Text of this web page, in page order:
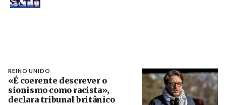
REINO UNIDO
«É coerente descrever o
sionismo como racista»,
declara tribunal britânico